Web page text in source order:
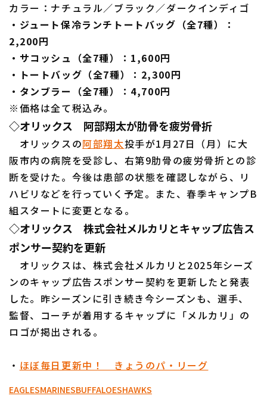
カラー：ナチュラル／ブラック／ダークインディゴ
・ジュート保冷ランチトートバッグ（全7種）：
2,200円
・サコッシュ（全7種）：1,600円
・トートバッグ（全7種）：2,300円
・タンブラー（全7種）：4,700円
※価格は全て税込み。
◇オリックス 阿部翔太が肋骨を疲労骨折
オリックスの阿部翔太投手が1月27日（月）に大
阪市内の病院を受診し、右第9肋骨の疲労骨折との診
断を受けた。今後は患部の状態を確認しながら、リ
ハビリなどを行っていく予定。また、春季キャンプB
組スタートに変更となる。
◇オリックス 株式会社メルカリとキャップ広告ス
ポンサー契約を更新
オリックスは、株式会社メルカリと2025年シーズ
ンのキャップ広告スポンサー契約を更新したと発表
した。昨シーズンに引き続き今シーズンも、選手、
監督、コーチが着用するキャップに「メルカリ」の
ロゴが掲出される。
・ ほぼ毎日更新中！ きょうのパ・リーグ
EAGLESMARINESBUFFALOESHAWKS